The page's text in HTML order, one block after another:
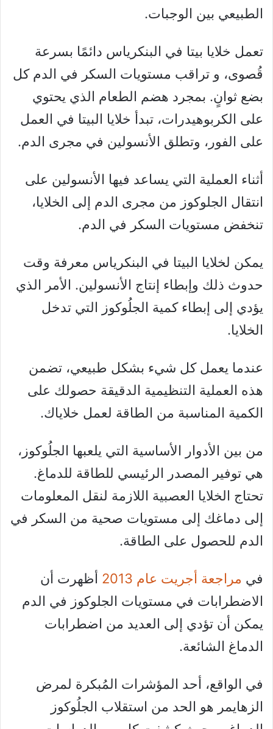
الطبيعي بين الوجبات.
تعمل خلايا بيتا في البنكرياس دائمًا بسرعة
قُصوى، و تراقب مستويات السكر في الدم كل
بضع ثوانٍ. بمجرد هضم الطعام الذي يحتوي
على الكربوهيدرات، تبدأ خلايا البيتا في العمل
على الفور، وتطلق الأنسولين في مجرى الدم.
أثناء العملية التي يساعد فيها الأنسولين على
انتقال الجلوكوز من مجرى الدم إلى الخلايا،
تنخفض مستويات السكر في الدم.
يمكن لخلايا البيتا في البنكرياس معرفة وقت
حدوث ذلك وإبطاء إنتاج الأنسولين. الأمر الذي
يؤدي إلى إبطاء كمية الجلُوكوز التي تدخل
الخلايا.
عندما يعمل كل شيء بشكل طبيعي، تضمن
هذه العملية التنظيمية الدقيقة حصولك على
الكمية المناسبة من الطاقة لعمل خلاياك.
من بين الأدوار الأساسية التي يلعبها الجلُوكوز،
هي توفير المصدر الرئيسي للطاقة للدماغ.
تحتاج الخلايا العصبية اللازمة لنقل المعلومات
إلى دماغك إلى مستويات صحية من السكر في
الدم للحصول على الطاقة.
في مراجعة أجريت عام 2013
أظهرت أن
الاضطرابات في مستويات الجلوكوز في الدم
يمكن أن تؤدي إلى العديد من اضطرابات
الدماغ الشائعة.
في الواقع، أحد المؤشرات المُبكرة لمرض
الزهايمر هو الحد من استقلاب الجلُوكوز